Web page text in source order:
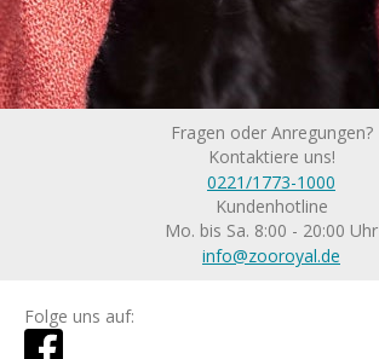
Fragen oder Anregungen?
Kontaktiere uns!
0221/1773-1000
Kundenhotline
Mo. bis Sa. 8:00 - 20:00 Uhr
info@zooroyal.de
Folge uns auf: